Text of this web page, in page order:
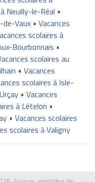
Neuilly-le-Réal •
de-Vaux• Vacances
scolaires à
Bourbonnais •
scolaires au
• Vacances
scolaires à Isle-
• Vacances
à Lételon •
• Vacances scolaires
scolaires à Valigny